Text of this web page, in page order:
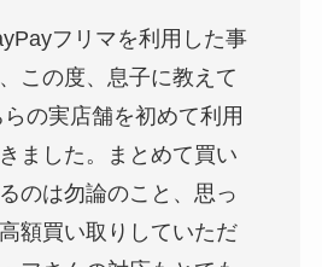
フリマを利用した事
この度、息子に教えて
の実店舗を初めて利用
ました。まとめて買い
のは勿論のこと、思っ
額買い取りしていただ